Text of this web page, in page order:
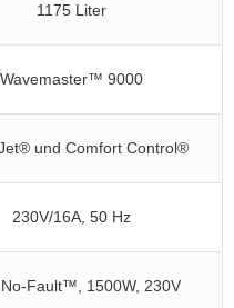
1175 Liter
Wavemaster™ 9000
und Comfort Control®
230V/16A, 50 Hz
Fault™, 1500W, 230V